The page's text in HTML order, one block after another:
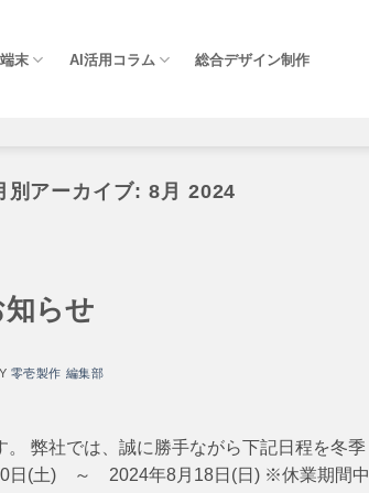
末 AI活用コラム 総合デザイン制作
別アーカイブ: 8月 2024
らせ
零壱製作 編集部
弊社では、誠に勝手ながら下記日程を冬季
日(土) ～ 2024年8月18日(日) ※休業期間中